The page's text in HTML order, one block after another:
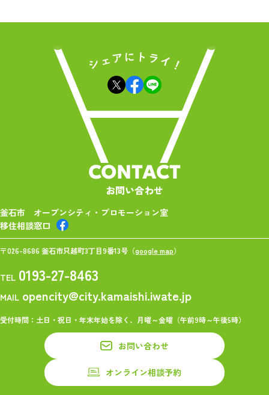
CONTACT
お問い合わせ
釜石市 オープンシティ・プロモーション室
移住相談窓口
〒026-8686 釜石市只越町3丁目9番13号（google map）
TEL 0193-27-8463
MAIL opencity@city.kamaishi.iwate.jp
受付時間：土日・祝日・年末年始を除く、月曜～金曜（午前9時～午後5時）
お問い合わせ
オンライン相談予約